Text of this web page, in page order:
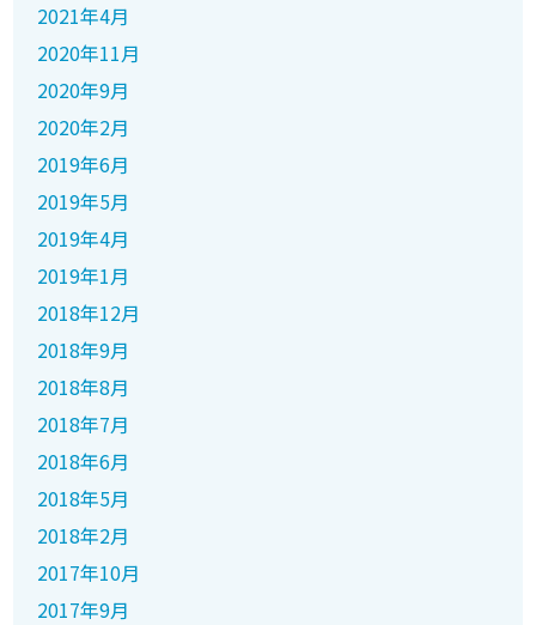
2021年4月
2020年11月
2020年9月
2020年2月
2019年6月
2019年5月
2019年4月
2019年1月
2018年12月
2018年9月
2018年8月
2018年7月
2018年6月
2018年5月
2018年2月
2017年10月
2017年9月